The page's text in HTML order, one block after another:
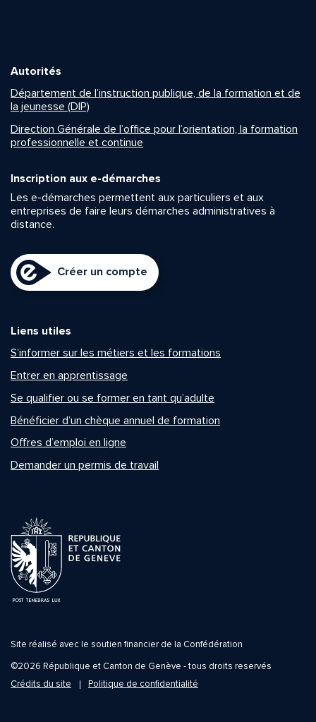
Autorités
Département de l’instruction publique, de la formation et de
la jeunesse (DIP)
Direction Générale de l’office pour l’orientation, la formation
professionnelle et continue
Inscription aux e-démarches
Les e-démarches permettent aux particuliers et aux
entreprises de faire leurs démarches administratives à
distance.
Créer un compte
Liens utiles
S’informer sur les métiers et les formations
Entrer en apprentissage
Se qualifier ou se former en tant qu’adulte
Bénéficier d’un chèque annuel de formation
Offres d’emploi en ligne
Demander un permis de travail
Site réalisé avec le soutien financier de la Confédération
©2026 République et Canton de Genève - tous droits reservés
Crédits du site
Politique de confidentialité